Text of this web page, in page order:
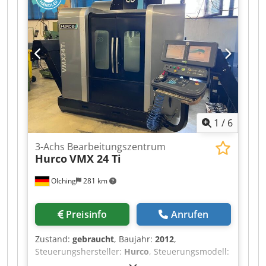
1 / 6
OIching 281 km
3-Achs Bearbeitungszentrum
HurcoVMX 24 Ti
Preisinfo Anrufen
Zustand: gebraucht, Baujahr: 2012,
Steuerungshersteller: Hurco, Steuerungsmodell:
, _____ Dkodpfx Abjzng E Tj Nsr